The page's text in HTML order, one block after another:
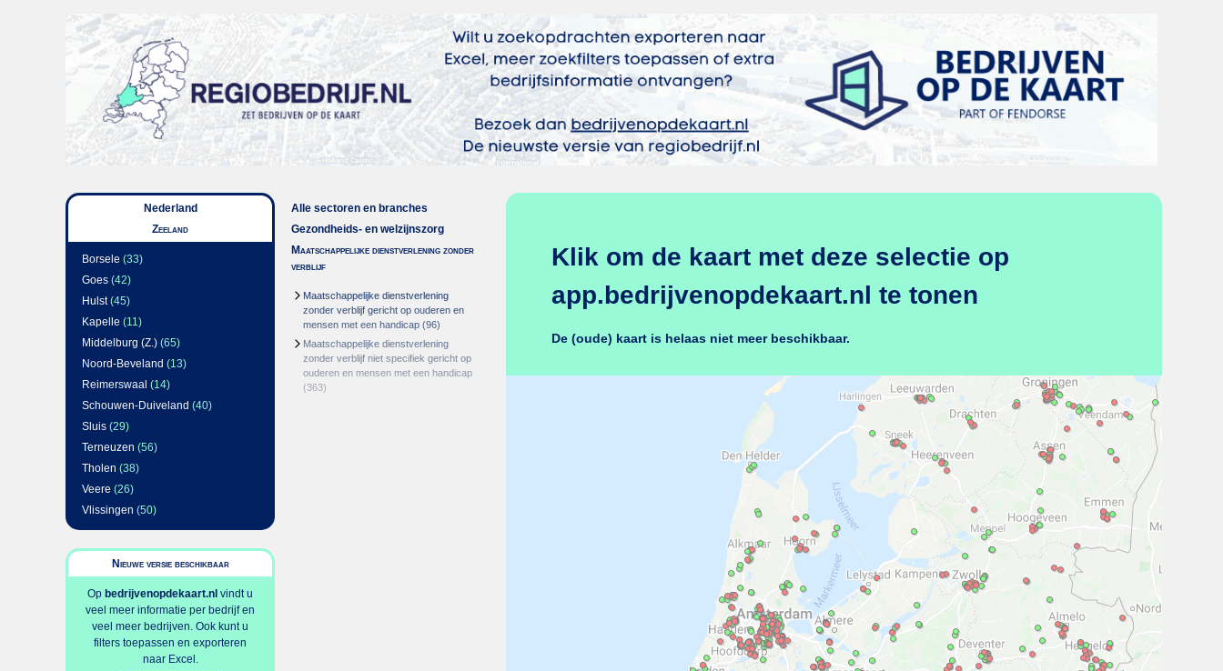
Nederland
Zeeland
Borsele (33)
Goes (42)
Hulst(45)
Kapelle (11)
Middelburg (Z.) (65)
Noord-Beveland (13)
Reimerswaal (14)
Schouwen-Duiveland (40)
Sluis (29)
Terneuzen (56)
Tholen (38)
Veere (26)
Vlissingen (50)
Nieuwe versie beschikbaar
Op bedrijvenopdekaart.nl vindt u
veel meer informatie per bedrijf en
veel meer bedrijven. Ook kunt u
filters toepassen en exporteren
naar Excel.
Alle sectoren en branches
Gezondheids- en welzijnszorg
Maatschappelijke dienstverlening zonder
verblijf
Maatschappelijke dienstverlening
zonder verblijf gericht op ouderen en
mensen met een handicap (96)
Maatschappelijke dienstverlening
zonder verblijf niet specifiek gericht op
ouderen en mensen met een handicap
(363)
Klik om de kaart met deze selectie op
app.bedrijvenopdekaart.nl te tonen
De (oude) kaart is helaas niet meer beschikbaar.